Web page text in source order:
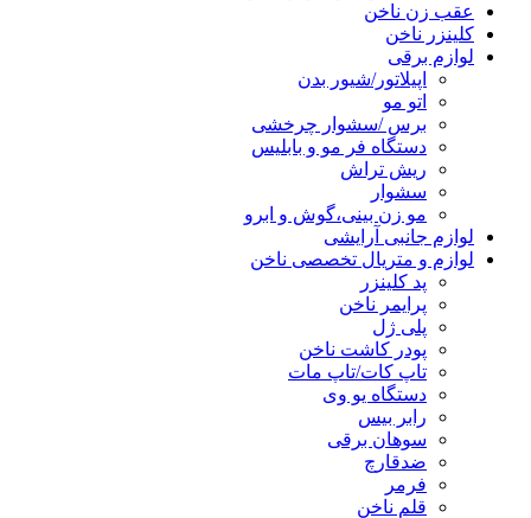
عقب زن ناخن
کلینزر ناخن
لوازم برقی
اپیلاتور/شیور بدن
اتو مو
برس /سشوار چرخشی
دستگاه فر مو و بابلیس
ریش تراش
سشوار
مو زن بینی،گوش و ابرو
لوازم جانبی آرایشی
لوازم و متریال تخصصی ناخن
پد کلینزر
پرایمر ناخن
پلی ژل
پودر کاشت ناخن
تاپ کات/تاپ مات
دستگاه یو وی
رابر بیس
سوهان برقی
ضدقارچ
فرمر
قلم ناخن